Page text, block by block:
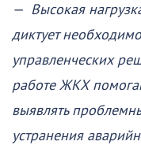
— Высокая
диктует
управленческих
работе ЖКХ
выявлять
устранения